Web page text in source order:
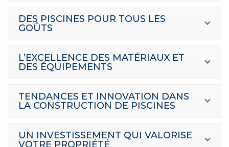
DES PISCINES POUR TOUS LES
GOÛTS
L’EXCELLENCE DES MATÉRIAUX ET
DES ÉQUIPEMENTS
TENDANCES ET INNOVATION DANS
LA CONSTRUCTION DE PISCINES
UN INVESTISSEMENT QUI VALORISE
VOTRE PROPRIÉTÉ